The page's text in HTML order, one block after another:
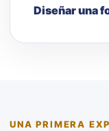
Diseñar una
UNA PRIMERA